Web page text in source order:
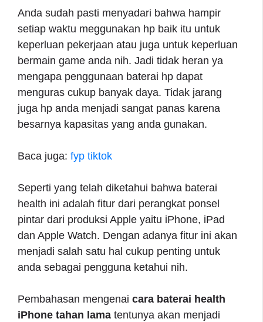
Anda sudah pasti menyadari bahwa hampir
setiap waktu meggunakan hp baik itu untuk
keperluan pekerjaan atau juga untuk keperluan
bermain game anda nih. Jadi tidak heran ya
mengapa penggunaan baterai hp dapat
menguras cukup banyak daya. Tidak jarang
juga hp anda menjadi sangat panas karena
besarnya kapasitas yang anda gunakan.
Baca juga: fyp tiktok
Seperti yang telah diketahui bahwa baterai
health ini adalah fitur dari perangkat ponsel
pintar dari produksi Apple yaitu iPhone, iPad
dan Apple Watch. Dengan adanya fitur ini akan
menjadi salah satu hal cukup penting untuk
anda sebagai pengguna ketahui nih.
Pembahasan mengenai cara baterai health
iPhone tahan lama tentunya akan menjadi